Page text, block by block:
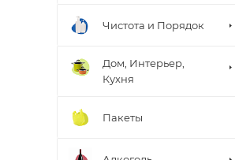
Чистота и Порядок
Дом, Интерьер,
Кухня
Пакеты